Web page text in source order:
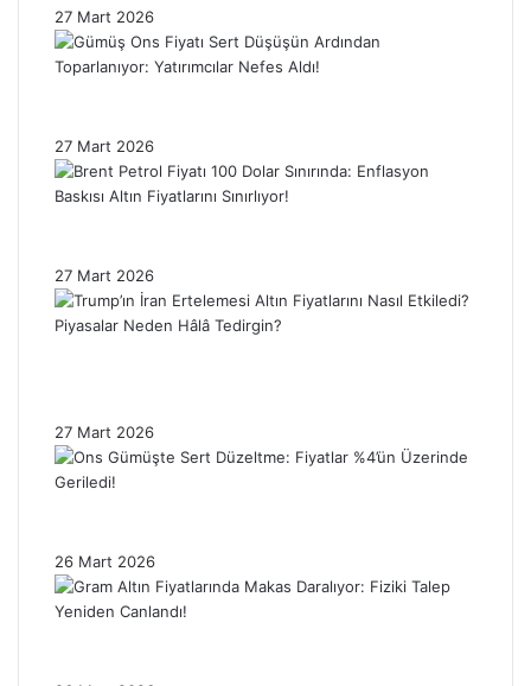
27 Mart 2026
27 Mart 2026
27 Mart 2026
27 Mart 2026
26 Mart 2026